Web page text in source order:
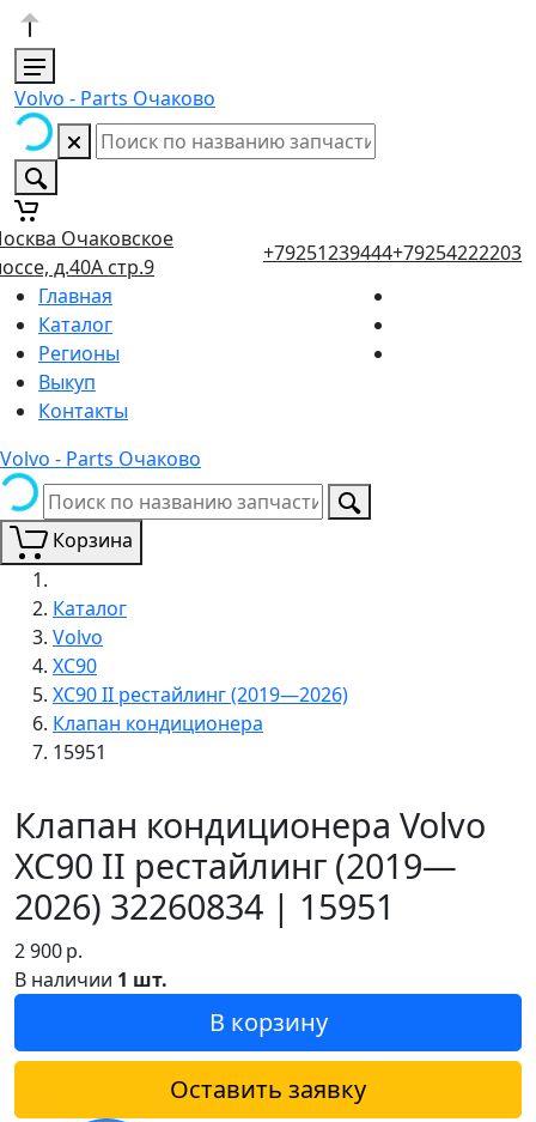
Volvo - Parts Очаково
Очаковское
д.40А стр.9
+79251239444+79254222203
Главная
Каталог
Регионы
Выкуп
Контакты
Volvo - Parts Очаково
Корзина
Каталог
Volvo
XC90
XC90 II рестайлинг (2019—2026)
Клапан кондиционера
15951
Клапан кондиционера Volvo
XC90 II рестайлинг (2019—
2026) 32260834 | 15951
2 900р.
В наличии 1 шт.
В корзину
Оставить заявку